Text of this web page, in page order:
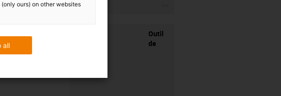
Outil
de
ours) on other websites
all